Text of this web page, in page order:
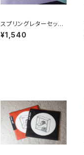
スプリングレターセット
｜Spring Letter Set
｜ 活版印刷
¥1,540